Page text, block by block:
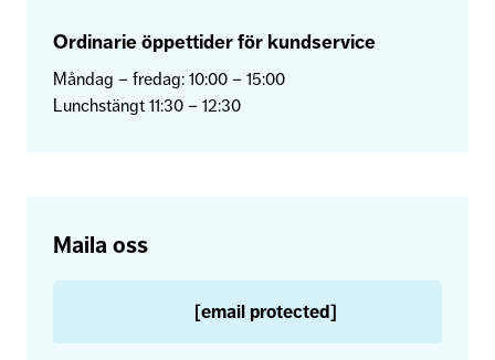
Ordinarie öppettider för kundservice
Måndag – fredag: 10:00 – 15:00
Lunchstängt 11:30 – 12:30
Maila oss
[email protected]